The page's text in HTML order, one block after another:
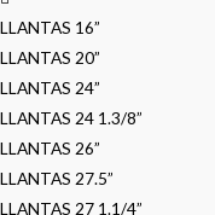
LLANTAS 16”
LLANTAS 20”
LLANTAS 24”
LLANTAS 24 1.3/8”
LLANTAS 26”
LLANTAS 27.5”
LLANTAS 27 1.1/4”